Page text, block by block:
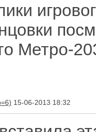
Метро-
15-06-2013 18:32